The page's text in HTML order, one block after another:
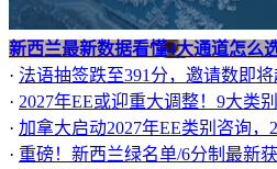
新西兰最新数据看懂4大通道怎么选
· 法语抽签跌至391分，邀请数即
· 2027年EE或迎重大调整！9大类
· 加拿大启动2027年EE类别咨询，
· 重磅！新西兰绿名单/6分制最新